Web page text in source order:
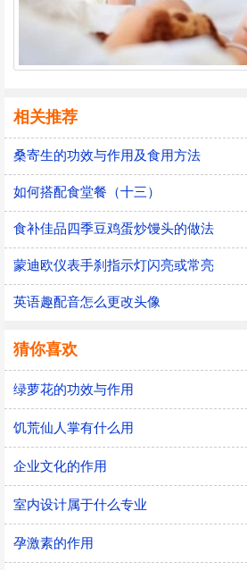
相关推荐
桑寄生的功效与作用及食用方法
如何搭配食堂餐（十三）
食补佳品四季豆鸡蛋炒馒头的做法
蒙迪欧仪表手刹指示灯闪亮或常亮
英语趣配音怎么更改头像
猜你喜欢
绿萝花的功效与作用
饥荒仙人掌有什么用
企业文化的作用
室内设计属于什么专业
孕激素的作用